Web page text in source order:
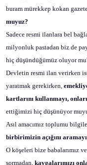
buram mürekkep kokan
muyuz?
Sadece resmi ilanlara bel
milyonluk pastadan biz de
hiç düşündüğümüz oluyor
Devletin resmi ilan verirken
yaratmak gerekirken,
kartlarını kullanmayı,
ettiğimizi hiç düşünüyor
Asıl amacımız toplumu
birbirimizin açığını
O köşeleri bize babalarımız
sormadan, kavgalarımızı